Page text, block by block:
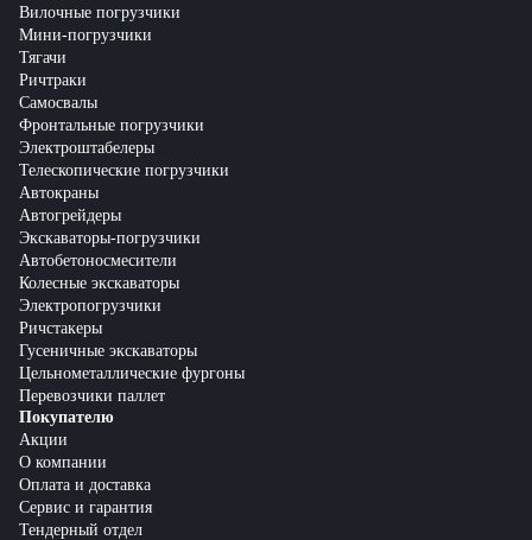
Вилочные погрузчики
Мини-погрузчики
Тягачи
Ричтраки
Самосвалы
Фронтальные погрузчики
Электроштабелеры
Телескопические погрузчики
Автокраны
Автогрейдеры
Экскаваторы-погрузчики
Автобетоносмесители
Колесные экскаваторы
Электропогрузчики
Ричстакеры
Гусеничные экскаваторы
Цельнометаллические фургоны
Перевозчики паллет
Покупателю
Акции
О компании
Оплата и доставка
Сервис и гарантия
Тендерный отдел